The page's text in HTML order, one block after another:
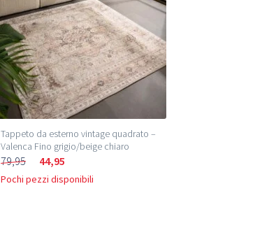
Tappeto da esterno vintage quadrato –
Valenca Fino grigio/beige chiaro
79,95 44,95
Pochi pezzi disponibili